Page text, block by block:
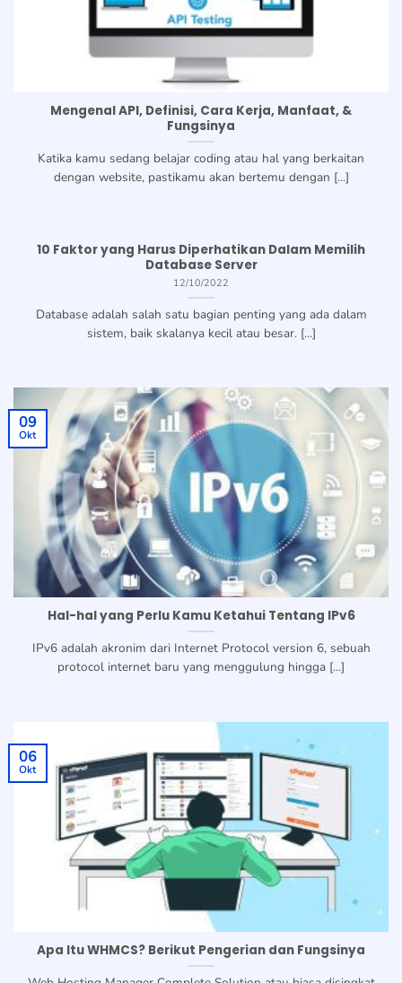
Mengenal API, Definisi, Cara Kerja, Manfaat, &
Fungsinya
Katika kamu sedang belajar coding atau hal yang berkaitan
dengan website, pastikamu akan bertemu dengan [...]
10 Faktor yang Harus Diperhatikan Dalam Memilih
Database Server
12/10/2022
Database adalah salah satu bagian penting yang ada dalam
sistem, baik skalanya kecil atau besar. [...]
Hal-hal yang Perlu Kamu Ketahui Tentang IPv6
IPv6 adalah akronim dari Internet Protocol version 6, sebuah
protocol internet baru yang menggulung hingga [...]
09
Okt
Apa Itu WHMCS? Berikut Pengerian dan Fungsinya
06
Okt